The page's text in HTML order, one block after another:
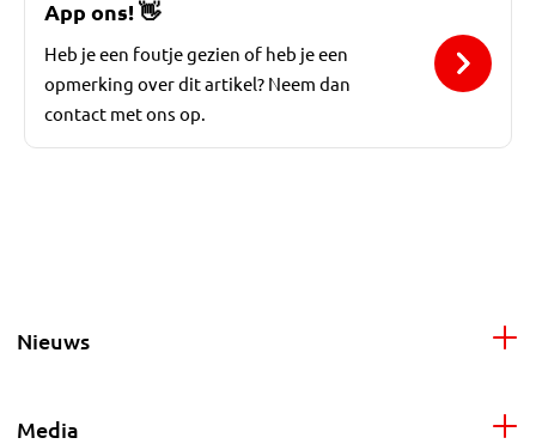
App ons!👋
Heb je een foutje gezien of heb je een
opmerking over dit artikel? Neem dan
contact met ons op.
Nieuws
Media